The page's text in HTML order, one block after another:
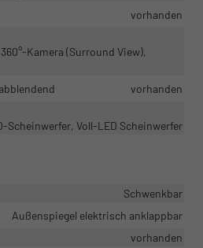
vorhanden
Kamera (Surround View),
vorhanden
Scheinwerfer, Voll-LED Scheinwerfer
Schwenkbar
Außenspiegel elektrisch anklappbar
vorhanden